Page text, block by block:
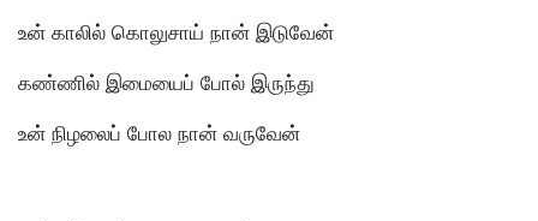
உன் காலில் கொலுசாய் நான் இடுவேன்
கண்ணில் இமையைப் போல் இருந்து
உன் நிழலைப் போல நான் வருவேன்